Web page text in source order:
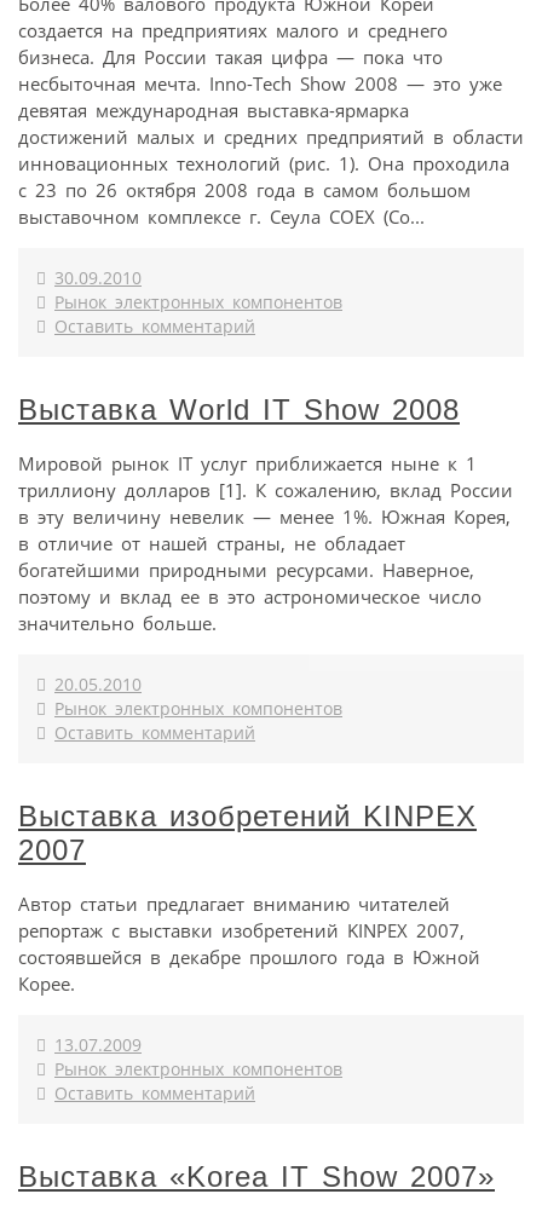
создается на предприятиях малого и среднего
бизнеса. Для России такая цифра — пока что
несбыточная мечта. Inno-Tech Show 2008 — это уже
девятая международная выставка-ярмарка
достижений малых и средних предприятий в области
инновационных технологий (рис. 1). Она проходила
с 23 по 26 октября 2008 года в самом большом
выставочном комплексе г. Сеула COEX (Co...
30.09.2010
Рынок электронных компонентов
Оставить комментарий
Выставка World IT Show 2008
Мировой рынок IT услуг приближается ныне к 1
триллиону долларов [1]. К сожалению, вклад России
в эту величину невелик — менее 1%. Южная Корея,
в отличие от нашей страны, не обладает
богатейшими природными ресурсами. Наверное,
поэтому и вклад ее в это астрономическое число
значительно больше.
20.05.2010
Рынок электронных компонентов
Оставить комментарий
Выставка изобретений KINPEX
2007
Автор статьи предлагает вниманию читателей
репортаж с выставки изобретений KINPEX 2007,
состоявшейся в декабре прошлого года в Южной
Корее.
13.07.2009
Рынок электронных компонентов
Оставить комментарий
Выставка «Korea IT Show 2007»